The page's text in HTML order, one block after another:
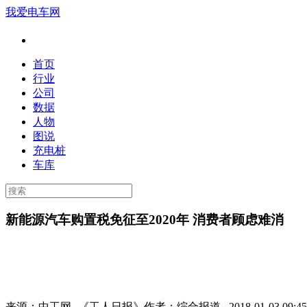
我爱电车网
首页
行业
公司
数据
人物
图说
充电桩
车库
新能源汽车购置税免征至2020年 消费者顾虑难消